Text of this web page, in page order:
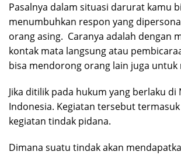
Pasalnya dalam situasi darurat kamu
menumbuhkan respon yang
orang asing. Caranya adalah dengan
kontak mata langsung atau
bisa mendorong orang lain juga untuk
Jika ditilik pada hukum yang berlaku di
Indonesia. Kegiatan tersebut
kegiatan tindak pidana.
Dimana suatu tindak akan